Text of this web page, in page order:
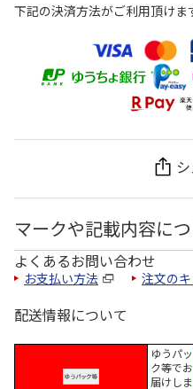
下記の決済方法がご利用頂けま
マークや記載内容に
よくあるお問い合わせ
お支払い方法 注文の
配送情報について
ゆうパッ
ク等でお
届けしま